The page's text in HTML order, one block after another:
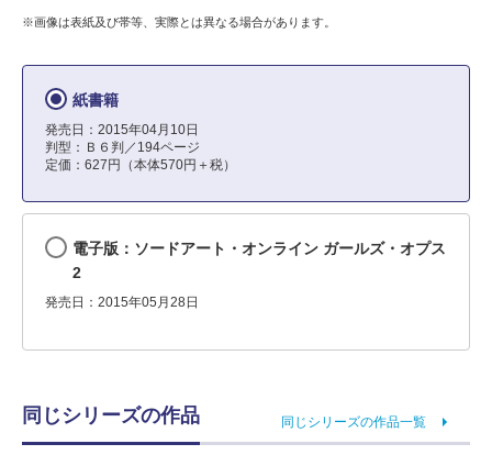
※画像は表紙及び帯等、実際とは異なる場合があります。
紙書籍
発売日：2015年04月10日
判型：Ｂ６判／194ページ
定価：627円（本体570円＋税）
電子版：ソードアート・オンライン ガールズ・オプス
2
発売日：2015年05月28日
同じシリーズの作品 同じシリーズの作品一覧